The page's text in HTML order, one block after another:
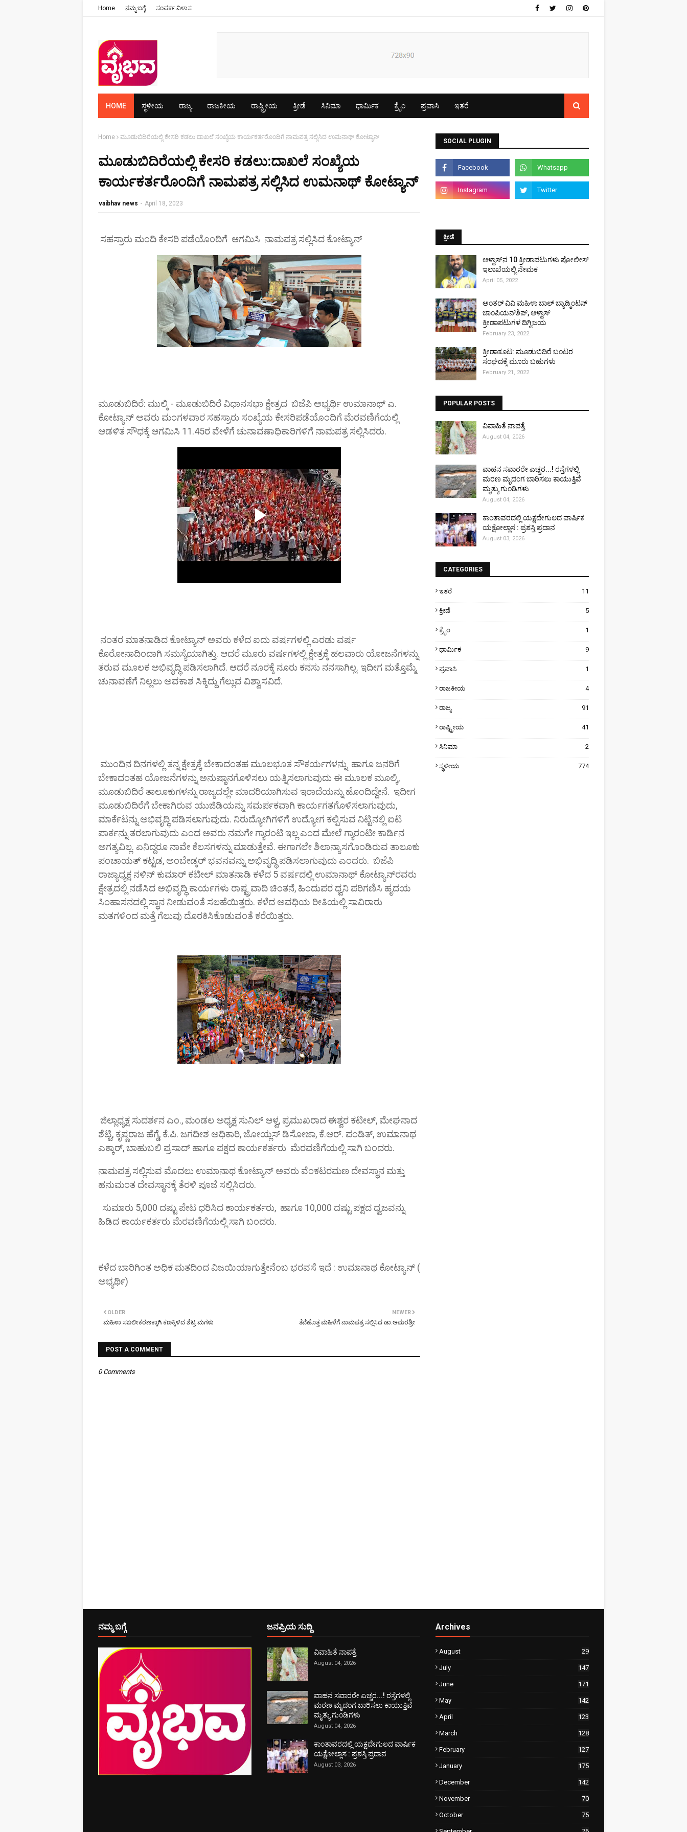
Home ನಮ್ಮ ಬಗ್ಗೆ ಸಂಪರ್ಕ ವಿಳಾಸ
HOME ಸ್ಥಳೀಯ ರಾಜ್ಯ ರಾಜಕೀಯ ರಾಷ್ಟ್ರೀಯ ಕ್ರೀಡೆ ಸಿನಿಮಾ ಧಾರ್ಮಿಕ ಕ್ರೈಂ ಪ್ರವಾಸಿ ಇತರೆ
Home ಮೂಡುಬಿದಿರೆಯಲ್ಲಿ ಕೇಸರಿ ಕಡಲು:ದಾಖಲೆ ಸಂಖ್ಯೆಯ ಕಾರ್ಯಕರ್ತರೊಂದಿಗೆ ನಾಮಪತ್ರ ಸಲ್ಲಿಸಿದ ಉಮನಾಥ್ ಕೋಟ್ಯಾನ್
ಮೂಡುಬಿದಿರೆಯಲ್ಲಿ ಕೇಸರಿ ಕಡಲು:ದಾಖಲೆ ಸಂಖ್ಯೆಯ
ಕಾರ್ಯಕರ್ತರೊಂದಿಗೆ ನಾಮಪತ್ರ ಸಲ್ಲಿಸಿದ ಉಮನಾಥ್ ಕೋಟ್ಯಾನ್
vaibhav news - April 18, 2023
ಸಹಸ್ರಾರು ಮಂದಿ ಕೇಸರಿ ಪಡೆಯೊಂದಿಗೆ ಆಗಮಿಸಿ ನಾಮಪತ್ರ ಸಲ್ಲಿಸಿದ ಕೋಟ್ಯಾನ್
ಮೂಡುಬಿದಿರೆ: ಮುಲ್ಕಿ - ಮೂಡುಬಿದಿರೆ ವಿಧಾನಸಭಾ ಕ್ಷೇತ್ರದ ಬಿಜೆಪಿ ಅಭ್ಯರ್ಥಿ ಉಮಾನಾಥ್ ಎ.
ಕೋಟ್ಯಾನ್ ಅವರು ಮಂಗಳವಾರ ಸಹಸ್ರಾರು ಸಂಖ್ಯೆಯ ಕೇಸರಿಪಡೆಯೊಂದಿಗೆ ಮೆರವಣಿಗೆಯಲ್ಲಿ
ಆಡಳಿತ ಸೌಧಕ್ಕೆ ಆಗಮಿಸಿ 11.45ರ ವೇಳೆಗೆ ಚುನಾವಣಾಧಿಕಾರಿಗಳಿಗೆ ನಾಮಪತ್ರ ಸಲ್ಲಿಸಿದರು.
ನಂತರ ಮಾತನಾಡಿದ ಕೋಟ್ಯಾನ್ ಅವರು ಕಳೆದ ಐದು ವರ್ಷಗಳಲ್ಲಿ ಎರಡು ವರ್ಷ
ಕೊರೋನಾದಿಂದಾಗಿ ಸಮಸ್ಯೆಯಾಗಿತ್ತು. ಆದರೆ ಮೂರು ವರ್ಷಗಳಲ್ಲಿ ಕ್ಷೇತ್ರಕ್ಕೆ ಹಲವಾರು ಯೋಜನೆಗಳನ್ನು
ತರುವ ಮೂಲಕ ಅಭಿವೃದ್ಧಿ ಪಡಿಸಲಾಗಿದೆ. ಆದರೆ ನೂರಕ್ಕೆ ನೂರು ಕನಸು ನನಸಾಗಿಲ್ಲ. ಇದೀಗ ಮತ್ತೊಮ್ಮೆ
ಚುನಾವಣೆಗೆ ನಿಲ್ಲಲು ಅವಕಾಶ ಸಿಕ್ಕಿದ್ದು ಗೆಲ್ಲುವ ವಿಶ್ವಾಸವಿದೆ.
ಮುಂದಿನ ದಿನಗಳಲ್ಲಿ ತನ್ನ ಕ್ಷೇತ್ರಕ್ಕೆ ಬೇಕಾದಂತಹ ಮೂಲಭೂತ ಸೌಕರ್ಯಗಳನ್ನು ಹಾಗೂ ಜನರಿಗೆ
ಬೇಕಾದಂತಹ ಯೋಜನೆಗಳನ್ನು ಅನುಷ್ಠಾನಗೊಳಿಸಲು ಯತ್ನಿಸಲಾಗುವುದು ಈ ಮೂಲಕ ಮೂಲ್ಕಿ,
ಮೂಡುಬಿದಿರೆ ತಾಲೂಕುಗಳನ್ನು ರಾಜ್ಯದಲ್ಲೇ ಮಾದರಿಯಾಗಿಸುವ ಇರಾದೆಯನ್ನು ಹೊಂದಿದ್ದೇನೆ. ಇದೀಗ
ಮೂಡುಬಿದಿರೆಗೆ ಬೇಕಾಗಿರುವ ಯುಜಿಡಿಯನ್ನು ಸಮರ್ಪಕವಾಗಿ ಕಾರ್ಯಗತಗೊಳಿಸಲಾಗುವುದು,
ಮಾರ್ಕೆಟನ್ನು ಅಭಿವೃದ್ಧಿ ಪಡಿಸಲಾಗುವುದು. ನಿರುದ್ಯೋಗಿಗಳಿಗೆ ಉದ್ಯೋಗ ಕಲ್ಪಿಸುವ ನಿಟ್ಟಿನಲ್ಲಿ ಐಟಿ
ಪಾರ್ಕನ್ನು ತರಲಾಗುವುದು ಎಂದ ಅವರು ನಮಗೇ ಗ್ಯಾರಂಟಿ ಇಲ್ಲ ಎಂದ ಮೇಲೆ ಗ್ಯಾರಂಟೀ ಕಾರ್ಡಿನ
ಅಗತ್ಯವಿಲ್ಲ. ಏನಿದ್ದರೂ ನಾವೇ ಕೆಲಸಗಳನ್ನು ಮಾಡುತ್ತೇವೆ. ಈಗಾಗಲೇ ಶಿಲಾನ್ಯಾಸಗೊಂಡಿರುವ ತಾಲೂಕು
ಪಂಚಾಯತ್ ಕಟ್ಟಡ, ಅಂಬೇಡ್ಕರ್ ಭವನವನ್ನು ಅಭಿವೃದ್ಧಿ ಪಡಿಸಲಾಗುವುದು ಎಂದರು. ಬಿಜೆಪಿ
ರಾಜ್ಯಾಧ್ಯಕ್ಷ ನಳಿನ್ ಕುಮಾರ್ ಕಟೀಲ್ ಮಾತನಾಡಿ ಕಳೆದ 5 ವರ್ಷದಲ್ಲಿ ಉಮಾನಾಥ್ ಕೋಟ್ಯಾನ್‌ರವರು
ಕ್ಷೇತ್ರದಲ್ಲಿ ನಡೆಸಿದ ಅಭಿವೃದ್ಧಿ ಕಾರ್ಯಗಳು ರಾಷ್ಟ್ರವಾದಿ ಚಿಂತನೆ, ಹಿಂದುಪರ ಧ್ವನಿ ಪರಿಗಣಿಸಿ ಹೃದಯ
ಸಿಂಹಾಸನದಲ್ಲಿ ಸ್ಥಾನ ನೀಡುವಂತೆ ಸಲಹೆಯಿತ್ತರು. ಕಳೆದ ಅವಧಿಯ ರೀತಿಯಲ್ಲಿ ಸಾವಿರಾರು
ಮತಗಳಿಂದ ಮತ್ತೆ ಗೆಲುವು ದೊರಕಿಸಿಕೊಡುವಂತೆ ಕರೆಯಿತ್ತರು.
ಜಿಲ್ಲಾಧ್ಯಕ್ಷ ಸುದರ್ಶನ ಎಂ., ಮಂಡಲ ಅಧ್ಯಕ್ಷ ಸುನಿಲ್ ಆಳ್ವ, ಪ್ರಮುಖರಾದ ಈಶ್ವರ ಕಟೀಲ್, ಮೇಘನಾದ
ಶೆಟ್ಟಿ, ಕೃಷ್ಣರಾಜ ಹೆಗ್ಡೆ, ಕೆ.ಪಿ. ಜಗದೀಶ ಅಧಿಕಾರಿ, ಜೋಯ್ಲಸ್ ಡಿಸೋಜಾ, ಕೆ.ಆರ್. ಪಂಡಿತ್, ಉಮಾನಾಥ
ಎಕ್ಕಾರ್, ಬಾಹುಬಲಿ ಪ್ರಸಾದ್ ಹಾಗೂ ಪಕ್ಷದ ಕಾರ್ಯಕರ್ತರು ಮೆರವಣಿಗೆಯಲ್ಲಿ ಸಾಗಿ ಬಂದರು.
ನಾಮಪತ್ರ ಸಲ್ಲಿಸುವ ಮೊದಲು ಉಮಾನಾಥ ಕೋಟ್ಯಾನ್ ಅವರು ವೆಂಕಟರಮಣ ದೇವಸ್ಥಾನ ಮತ್ತು
ಹನುಮಂತ ದೇವಸ್ಥಾನಕ್ಕೆ ತೆರಳಿ ಪೂಜೆ ಸಲ್ಲಿಸಿದರು.
ಸುಮಾರು 5,000 ದಷ್ಟು ಪೇಟ ಧರಿಸಿದ ಕಾರ್ಯಕರ್ತರು, ಹಾಗೂ 10,000 ದಷ್ಟು ಪಕ್ಷದ ಧ್ವಜವನ್ನು
ಹಿಡಿದ ಕಾರ್ಯಕರ್ತರು ಮೆರವಣಿಗೆಯಲ್ಲಿ ಸಾಗಿ ಬಂದರು.
ಕಳೆದ ಬಾರಿಗಿಂತ ಅಧಿಕ ಮತದಿಂದ ವಿಜಯಿಯಾಗುತ್ತೇನೆಂಬ ಭರವಸೆ ಇದೆ : ಉಮಾನಾಥ ಕೋಟ್ಯಾನ್ (
ಅಭ್ಯರ್ಥಿ)
NEWER
ತೆನೆಹೊತ್ತ ಮಹಿಳೆಗೆ ನಾಮಪತ್ರ ಸಲ್ಲಿಸಿದ ಡಾ.ಅಮರಶ್ರೀ
OLDER
ಮಹಿಳಾ ಸಬಲೀಕರಣಕ್ಕಾಗಿ ಕಣಕ್ಕಿಳಿದ ಶೆಟ್ರ ಮಗಳು
POST A COMMENT
0 Comments
SOCIAL PLUGIN
ಕ್ರೀಡೆ
ಆಳ್ವಾಸ್‌ನ 10 ಕ್ರೀಡಾಪಟುಗಳು ಪೋಲೀಸ್
ಇಲಾಖೆಯಲ್ಲಿ ನೇಮಕ
April 05, 2022
ಅಂತರ್ ವಿವಿ ಮಹಿಳಾ ಬಾಲ್ ಬ್ಯಾಡ್ಮಿಂಟನ್
ಚಾಂಪಿಯನ್‌ಶಿಪ್, ಆಳ್ವಾಸ್
ಕ್ರೀಡಾಪಟುಗಳ ದಿಗ್ವಿಜಯ
February 23, 2022
ಕ್ರೀಡಾಕೂಟ: ಮೂಡುಬಿದಿರೆ ಬಂಟರ
ಸಂಘದಕ್ಕೆ ಮೂರು ಬಹುಗಳು
February 21, 2022
POPULAR POSTS
ವಿವಾಹಿತೆ ನಾಪತ್ತೆ
August 04, 2026
ವಾಹನ ಸವಾರರೇ ಎಚ್ಚರ...! ರಸ್ತೆಗಳಲ್ಲಿ
ಮರಣ ಮೃದಂಗ ಬಾರಿಸಲು ಕಾಯುತ್ತಿವೆ
ಮೃತ್ಯು ಗುಂಡಿಗಳು
August 04, 2026
ಕಾಂತಾವರದಲ್ಲಿ ಯಕ್ಷದೇಗುಲದ ವಾರ್ಷಿಕ
ಯಕ್ಷೋಲ್ಲಾಸ : ಪ್ರಶಸ್ತಿ ಪ್ರದಾನ
August 03, 2026
CATEGORIES
ಇತರೆ 11
ಕ್ರೀಡೆ 5
ಕ್ರೈಂ 1
ಧಾರ್ಮಿಕ 9
ಪ್ರವಾಸಿ 1
ರಾಜಕೀಯ 4
ರಾಜ್ಯ 91
ರಾಷ್ಟ್ರೀಯ 41
ಸಿನಿಮಾ 2
ಸ್ಥಳೀಯ 774
ನಮ್ಮ ಬಗ್ಗೆ ಜನಪ್ರಿಯ ಸುದ್ದಿ
ವಿವಾಹಿತೆ ನಾಪತ್ತೆ
August 04, 2026
ವಾಹನ ಸವಾರರೇ ಎಚ್ಚರ...! ರಸ್ತೆಗಳಲ್ಲಿ
ಮರಣ ಮೃದಂಗ ಬಾರಿಸಲು ಕಾಯುತ್ತಿವೆ
ಮೃತ್ಯು ಗುಂಡಿಗಳು
August 04, 2026
ಕಾಂತಾವರದಲ್ಲಿ ಯಕ್ಷದೇಗುಲದ ವಾರ್ಷಿಕ
ಯಕ್ಷೋಲ್ಲಾಸ : ಪ್ರಶಸ್ತಿ ಪ್ರದಾನ
August 03, 2026
Archives
August 29
July 147
June 171
May 142
April 123
March 128
February 127
January 175
December 142
November 70
October 75